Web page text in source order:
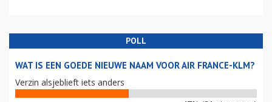
POLL
WAT IS EEN GOEDE NIEUWE NAAM VOOR AIR FRANCE-KLM?
Verzin alsjeblieft iets anders